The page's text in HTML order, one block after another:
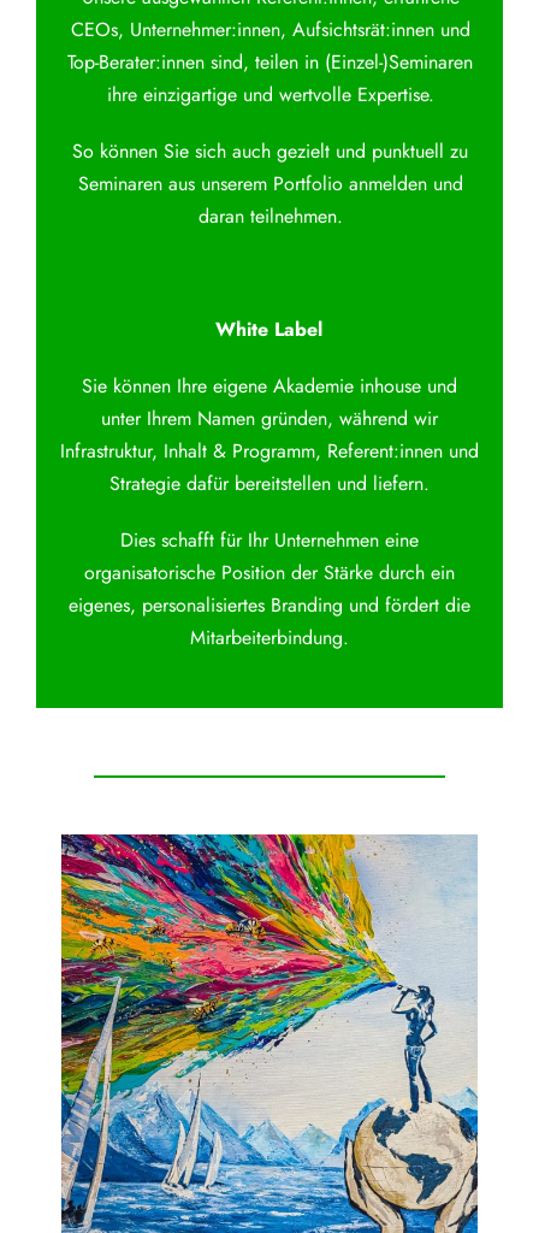
CEOs, Unternehmer:innen, Aufsichtsrät:innen und
Top-Berater:innen sind, teilen in (Einzel-)Seminaren
ihre einzigartige und wertvolle Expertise.
So können Sie sich auch gezielt und punktuell zu
Seminaren aus unserem Portfolio anmelden und
daran teilnehmen.
White Label
Sie können Ihre eigene Akademie inhouse und
unter Ihrem Namen gründen, während wir
Infrastruktur, Inhalt & Programm, Referent:innen und
Strategie dafür bereitstellen und liefern.
Dies schafft für Ihr Unternehmen eine
organisatorische Position der Stärke durch ein
eigenes, personalisiertes Branding und fördert die
Mitarbeiterbindung.